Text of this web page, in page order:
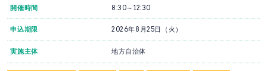
開催時間 8:30～12:30
申込期限 2026年8月25日（火）
実施主体 地方自治体